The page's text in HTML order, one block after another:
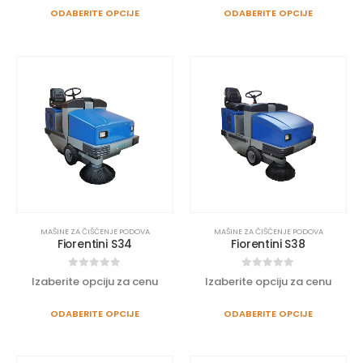
ODABERITE OPCIJE ODABERITE OPCIJE
MAŠINE ZA ČIŠĆENJE PODOVA
Fiorentini S34
Izaberite opciju za cenu
ODABERITE OPCIJE
MAŠINE ZA ČIŠĆENJE PODOVA
Fiorentini S38
Izaberite opciju za cenu
ODABERITE OPCIJE